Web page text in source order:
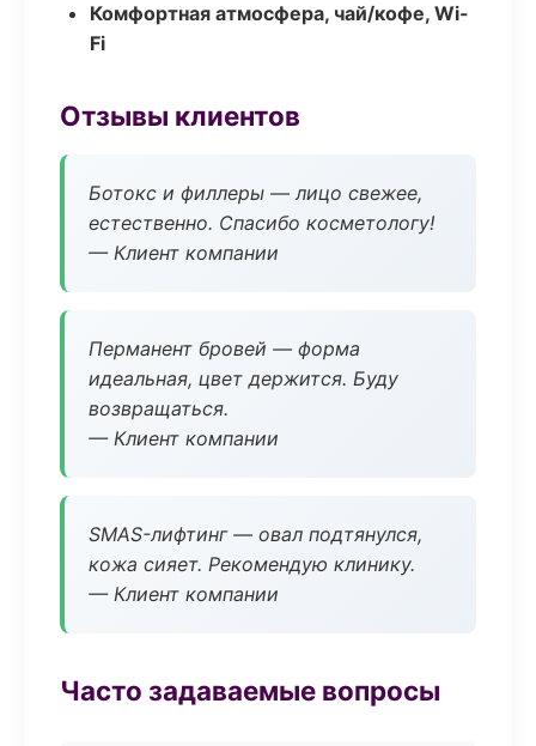
Комфортная атмосфера, чай/кофе, Wi-
Fi
Отзывы клиентов
Ботокс и филлеры — лицо свежее,
естественно. Спасибо косметологу!
— Клиент компании
Перманент бровей — форма
идеальная, цвет держится. Буду
возвращаться.
— Клиент компании
SMAS-лифтинг — овал подтянулся,
кожа сияет. Рекомендую клинику.
— Клиент компании
Часто задаваемые вопросы